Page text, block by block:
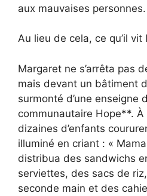
aux mauvaises personnes.
Au lieu de cela, ce qu’il vit
Margaret ne s’arrêta pas
mais devant un bâtiment
surmonté d’une enseigne
communautaire Hope**. À
dizaines d’enfants
illuminé en criant : «
distribua des sandwichs
serviettes, des sacs de
seconde main et des